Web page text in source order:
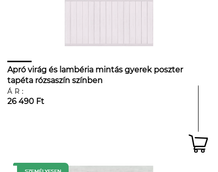
Apró virág és lambéria mintás gyerek poszter
tapéta rózsaszín színben
ÁR:
26 490 Ft